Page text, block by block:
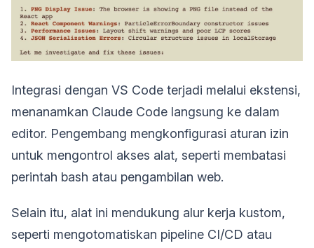
Integrasi dengan VS Code terjadi melalui ekstensi,
menanamkan Claude Code langsung ke dalam
editor. Pengembang mengkonfigurasi aturan izin
untuk mengontrol akses alat, seperti membatasi
perintah bash atau pengambilan web.
Selain itu, alat ini mendukung alur kerja kustom,
seperti mengotomatiskan pipeline CI/CD atau